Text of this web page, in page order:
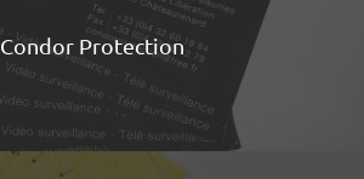
Condor Protection